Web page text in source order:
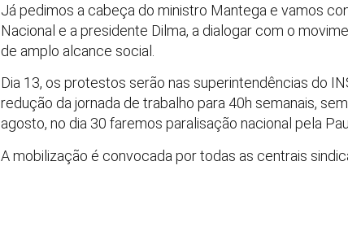
Já pedimos a cabeça do ministro Mantega e vamos
Nacional e a presidente Dilma, a dialogar com o
de amplo alcance social.
Dia 13, os protestos serão nas superintendências do
redução da jornada de trabalho para 40h semanais,
agosto, no dia 30 faremos paralisação nacional pela
A mobilização é convocada por todas as centrais